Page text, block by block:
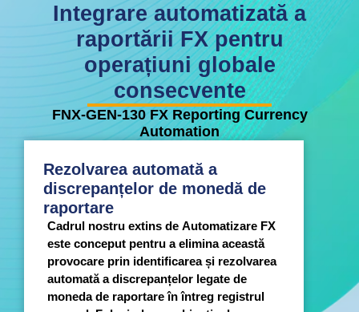
Integrare automatizată a
raportării FX pentru
operațiuni globale
consecvente
FNX-GEN-130 FX Reporting Currency
Automation
Rezolvarea automată a
discrepanțelor de monedă de
raportare
Cadrul nostru extins de Automatizare FX
este conceput pentru a elimina această
provocare prin identificarea și rezolvarea
automată a discrepanțelor legate de
moneda de raportare în întreg registrul